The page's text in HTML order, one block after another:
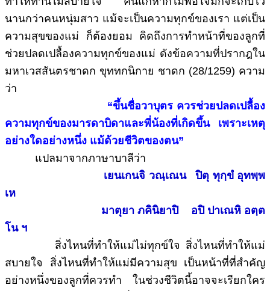
นานกว่าคนหนุ่มสาว แม้จะเป็นความทุกข์ของเรา แต่เป็น
ความสุขของแม่ ก็ต้องยอม คิดถึงการทำหน้าที่ของลูกที่
ช่วยปลดเปลื้องความทุกข์ของแม่ ดังข้อความที่ปรากฎใน
มหาเวสสันตรชาดก ขุททกนิกาย ชาดก (28/1259) ความ
ว่า
“ขึ้นชื่อวาบุตร ควรช่วยปลดเปลื้อง
ความทุกข์ของมารดาบิดาและพี่น้องที่เกิดขึ้น เพราะเหตุ
อย่างใดอย่างหนึ่ง แม้ด้วยชีวิตของตน”
แปลมาจากภาษาบาลีว่า
เยนเกนจิ วณฺเณน ปิตุ ทุกฺขํ อุทพฺพ
เห
มาตุยา ภคินิยาปิ อปิ ปาเณหิ อตฺต
โน ฯ
สิ่งไหนที่ทำให้แม่ไม่ทุกข์ใจ สิ่งไหนที่ทำให้แม่
สบายใจ สิ่งไหนที่ทำให้แม่มีความสุข เป็นหน้าที่ที่สำคัญ
อย่างหนึ่งของลูกที่ควรทำ ในช่วงชีวิตนี้อาจจะเรียกใคร